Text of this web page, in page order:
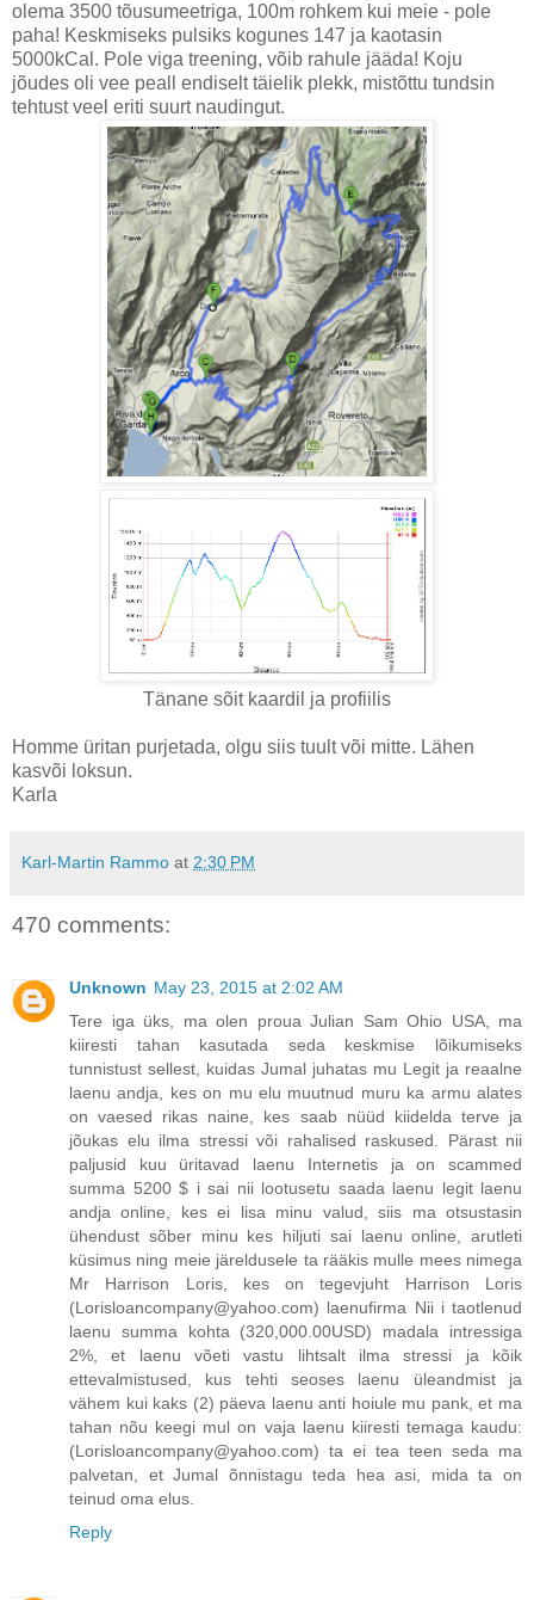
olema 3500 tõusumeetriga, 100m rohkem kui meie - pole
paha! Keskmiseks pulsiks kogunes 147 ja kaotasin
5000kCal. Pole viga treening, võib rahule jääda! Koju
jõudes oli vee peall endiselt täielik plekk, mistõttu tundsin
tehtust veel eriti suurt naudingut.
Tänane sõit kaardil ja profiilis
Homme üritan purjetada, olgu siis tuult või mitte. Lähen
kasvõi loksun.
Karla
Karl-Martin Rammo at 2:30 PM
470 comments:
Unknown May 23, 2015 at 2:02 AM
Tere iga üks, ma olen proua Julian Sam Ohio USA, ma
kiiresti tahan kasutada seda keskmise lõikumiseks
tunnistust sellest, kuidas Jumal juhatas mu Legit ja reaalne
laenu andja, kes on mu elu muutnud muru ka armu alates
on vaesed rikas naine, kes saab nüüd kiidelda terve ja
jõukas elu ilma stressi või rahalised raskused. Pärast nii
paljusid kuu üritavad laenu Internetis ja on scammed
summa 5200 $ i sai nii lootusetu saada laenu legit laenu
andja online, kes ei lisa minu valud, siis ma otsustasin
ühendust sõber minu kes hiljuti sai laenu online, arutleti
küsimus ning meie järeldusele ta rääkis mulle mees nimega
Mr Harrison Loris, kes on tegevjuht Harrison Loris
(Lorisloancompany@yahoo.com) laenufirma Nii i taotlenud
laenu summa kohta (320,000.00USD) madala intressiga
2%, et laenu võeti vastu lihtsalt ilma stressi ja kõik
ettevalmistused, kus tehti seoses laenu üleandmist ja
vähem kui kaks (2) päeva laenu anti hoiule mu pank, et ma
tahan nõu keegi mul on vaja laenu kiiresti temaga kaudu:
(Lorisloancompany@yahoo.com) ta ei tea teen seda ma
palvetan, et Jumal õnnistagu teda hea asi, mida ta on
teinud oma elus.
Reply